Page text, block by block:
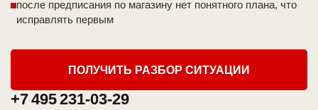
после предписания по магазину нет понятного плана, что
исправлять первым
ПОЛУЧИТЬ РАЗБОР СИТУАЦИИ
+7 495 231-03-29